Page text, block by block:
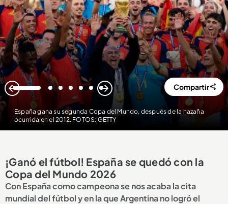
España gana su segunda Copa del Mundo, después de la hazaña
ocurrida en el 2012. FOTOS: GETTY
1 2 3 4 5 6 7 Compartir
¡Ganó el fútbol! España se quedó con la
Copa del Mundo 2026
Con España como campeona se nos acaba la cita
mundial del fútbol y en la que Argentina no logró el